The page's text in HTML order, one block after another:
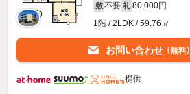
敷 不要 礼 80,000円
1階 / 2LDK / 59.76㎡
お問い合わせ （無料）
提供